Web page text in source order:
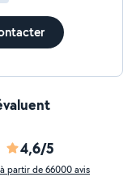
4,6/5
partir de 66000 avis